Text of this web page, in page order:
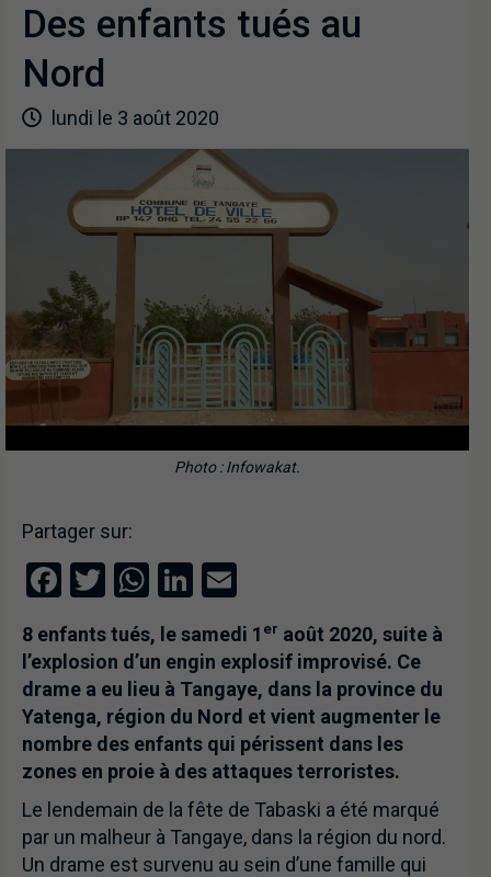
Des enfants tués au
Nord
lundi le 3 août 2020
Photo : Infowakat.
Partager sur:
Facebook
Twitter
WhatsApp
LinkedIn
8 enfants tués, le samedi 1 er août 2020, suite à
l’explosion d’un engin explosif improvisé. Ce
drame a eu lieu à Tangaye, dans la province du
Yatenga, région du Nord et vient augmenter le
nombre des enfants qui périssent dans les
zones en proie à des attaques terroristes.
Le lendemain de la fête de Tabaski a été marqué
par un malheur à Tangaye, dans la région du nord.
Un drame est survenu au sein d’une famille qui